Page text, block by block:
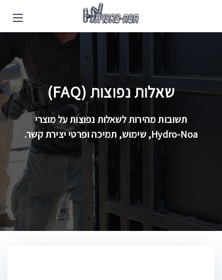
SPA
|
EN
שאלות נפוצות (FAQ)
תשובות מהירות לשאלות נפוצות על מוצרי
Hydro-Noa, שימוש, תמיכה ופרטי יצירת קשר.